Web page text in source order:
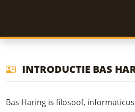
INTRODUCTIE BAS
Bas Haring is filosoof,